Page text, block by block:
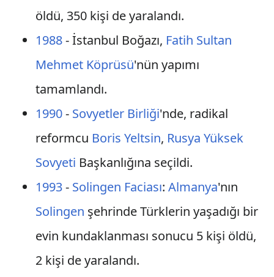
öldü, 350 kişi de yaralandı.
1988- İstanbul Boğazı, Fatih Sultan
Mehmet Köprüsü'nün yapımı
tamamlandı.
1990- Sovyetler Birliği'nde, radikal
reformcu Boris Yeltsin, Rusya Yüksek
Sovyeti Başkanlığına seçildi.
1993- Solingen Faciası: Almanya'nın
Solingen şehrinde Türklerin yaşadığı bir
evin kundaklanması sonucu 5 kişi öldü,
2 kişi de yaralandı.